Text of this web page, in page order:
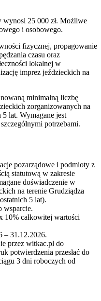
wynosi 25 000 zł. Możliwe
i osobowego.
fizycznej, propagowanie
czasu oraz
lokalnej w
imprez jeździeckich na
minimalną liczbę
zorganizowanych na
lat. Wymagane jest
potrzebami.
pozarządowe i podmioty z
statutową w zakresie
doświadczenie w
na terenie Grudziądza
5 lat).
wsparcie.
10% całkowitej wartości
– 31.12.2026.
przez witkac.pl do
potwierdzenia przesłać do
3 dni roboczych od